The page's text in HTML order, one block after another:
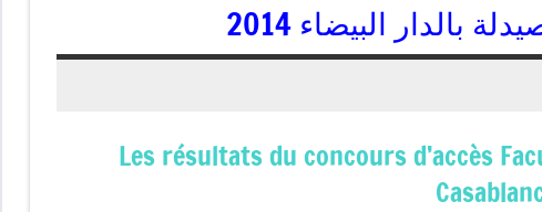
بالدار البيضاء 2014
Les résultats du concours d’accès